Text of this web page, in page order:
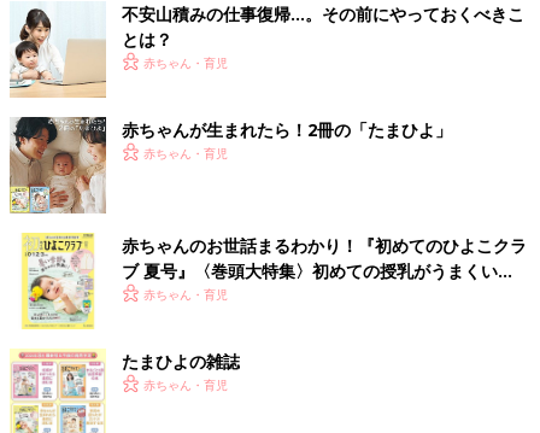
不安山積みの仕事復帰…。その前にやっておくべきこ
とは？
赤ちゃん・育児
赤ちゃんが生まれたら！2冊の「たまひよ」
赤ちゃん・育児
赤ちゃんのお世話まるわかり！『初めてのひよこクラ
ブ 夏号』〈巻頭大特集〉初めての授乳がうまくい
く！ おっぱい・ミルクの基本と夏のトラブル 解決テ
赤ちゃん・育児
たまひよの雑誌
赤ちゃん・育児